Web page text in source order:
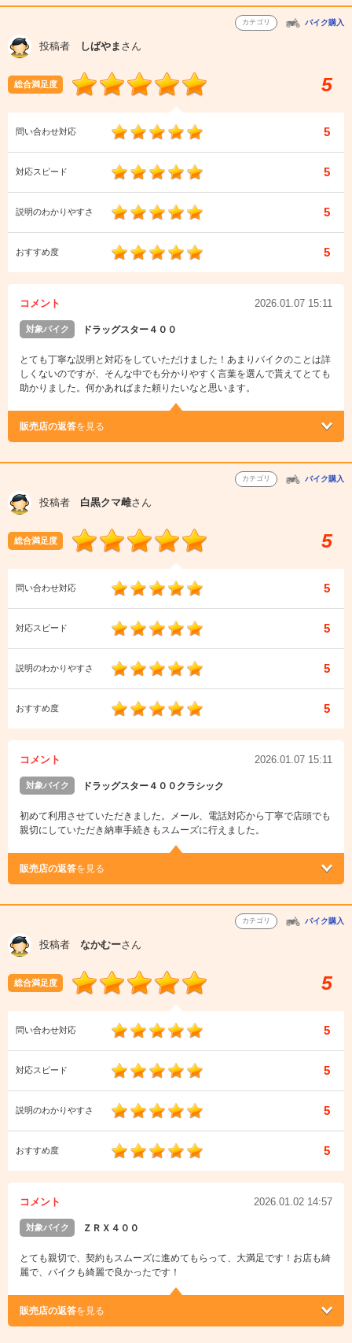
カテゴリ バイク購入
投稿者 しばやま さん
総合満足度 5
問い合わせ対応 5
対応スピード 5
説明のわかりやすさ 5
おすすめ度 5
コメント 2026.01.07 15:11
対象バイク ドラッグスター４００
とても丁寧な説明と対応をしていただけました！あまりバイクのことは詳
しくないのですが、そんな中でも分かりやすく言葉を選んで貰えてとても
助かりました。何かあればまた頼りたいなと思います。
販売店の返答を見る
カテゴリ バイク購入
投稿者 白黒クマ雌さん
総合満足度 5
問い合わせ対応 5
対応スピード 5
説明のわかりやすさ 5
おすすめ度 5
コメント 2026.01.07 15:11
対象バイク ドラッグスター４００クラシック
初めて利用させていただきました。メール、電話対応から丁寧で店頭でも
親切にしていただき納車手続きもスムーズに行えました。
販売店の返答を見る
カテゴリ バイク購入
投稿者 なかむーさん
総合満足度 5
問い合わせ対応 5
対応スピード 5
説明のわかりやすさ 5
おすすめ度 5
コメント 2026.01.02 14:57
対象バイク ＺＲＸ４００
とても親切で、契約もスムーズに進めてもらって、大満足です！お店も綺
麗で、バイクも綺麗で良かったです！
販売店の返答を見る